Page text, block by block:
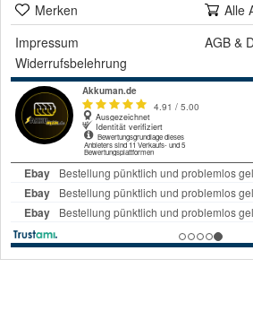
Merken
Alle
Impressum
AGB &
Widerrufsbelehrung